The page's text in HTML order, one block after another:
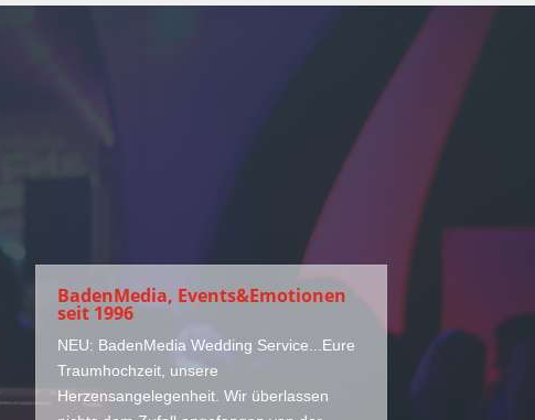
BadenMedia, Events&Emotionen
seit 1996
NEU: BadenMedia Wedding Service...Eure
Traumhochzeit, unsere
Herzensangelegenheit. Wir überlassen